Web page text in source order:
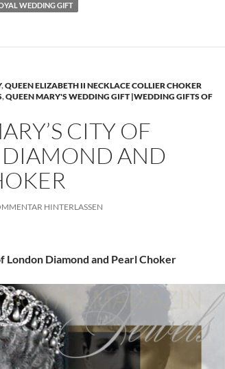
WEDDING GIFT
,QUEEN ELIZABETH II NECKLACE COLLIER CHOKER
,QUEEN MARY'S WEDDING GIFT |WEDDING GIFTS OF
CITY OF
AND
HINTERLASSEN
London Diamond and Pearl Choker